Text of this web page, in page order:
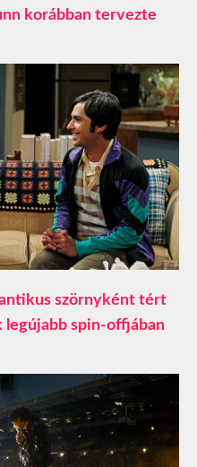
korábban tervezte
szörnyként tért
legújabb spin-offjában